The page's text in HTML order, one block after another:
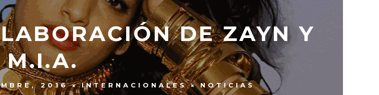
DE ZAYN Y
M.I.A.
2016 INTERNACIONALES NOTICIAS